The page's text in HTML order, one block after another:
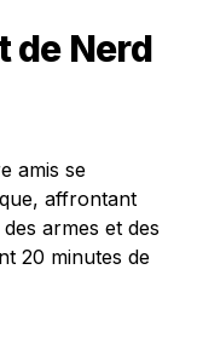
de Nerd
amis se
affrontant
armes et des
20 minutes de